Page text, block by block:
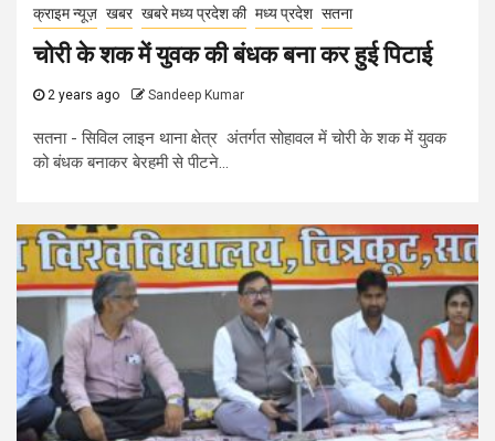
क्राइम न्यूज़ खबर खबरे मध्य प्रदेश की मध्य प्रदेश सतना
चोरी के शक में युवक की बंधक बना कर हुई पिटाई
2 years ago Sandeep Kumar
सतना - सिविल लाइन थाना क्षेत्र अंतर्गत सोहावल में चोरी के शक में युवक
को बंधक बनाकर बेरहमी से पीटने...